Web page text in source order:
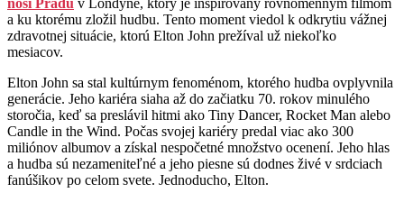
nosí Pradu v Londýne, ktorý je inšpirovaný rovnomenným filmom
a ku ktorému zložil hudbu. Tento moment viedol k odkrytiu vážnej
zdravotnej situácie, ktorú Elton John prežíval už niekoľko
mesiacov.
Elton John sa stal kultúrnym fenoménom, ktorého hudba ovplyvnila
generácie. Jeho kariéra siaha až do začiatku 70. rokov minulého
storočia, keď sa preslávil hitmi ako Tiny Dancer, Rocket Man alebo
Candle in the Wind. Počas svojej kariéry predal viac ako 300
miliónov albumov a získal nespočetné množstvo ocenení. Jeho hlas
a hudba sú nezameniteľné a jeho piesne sú dodnes živé v srdciach
fanúšikov po celom svete. Jednoducho, Elton.